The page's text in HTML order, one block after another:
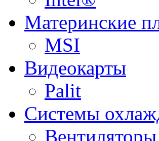
Материнские
MSI
Видеокарты
Palit
Системы
Вентиляторы